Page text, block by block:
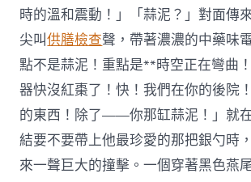
時的溫和震動！」「蒜泥？」對面傳
尖叫供膳檢查聲，帶著濃濃的中藥味
點不是蒜泥！重點是**時空正在彎曲
器快沒紅棗了！快！我們在你的後院
的東西！除了——你那缸蒜泥！」就
結要不要帶上他最珍愛的那把銀勺時
來一聲巨大的撞擊。一個穿著黑色燕